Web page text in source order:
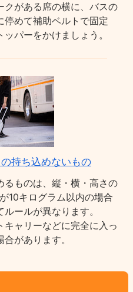
クがある席の横に、バスの
停めて補助ベルトで固定
パーをかけましょう。
持ち込めないもの
るものは、縦・横・高さの
10キログラム以内の場合
ールが異なります。
ャリーなどに完全に入っ
があります。